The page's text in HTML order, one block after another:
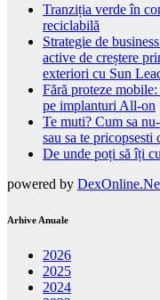
Tranziția verde în
reciclabilă
Strategie de
active de creștere
exteriori cu Sun
Fără proteze
pe implanturi All-on
Te muti? Cum sa
sau sa te pricopsesti
De unde poți să îți
powered by
Arhive Anuale
2026
2025
2024